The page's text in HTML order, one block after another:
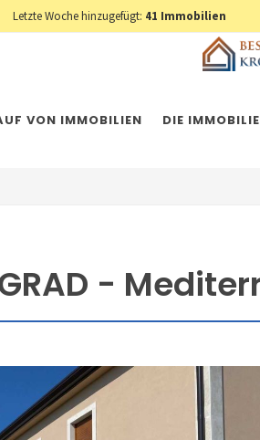
Letzte Woche hinzugefügt: 41 Immobilien
VON IMMOBILIEN DIE
-